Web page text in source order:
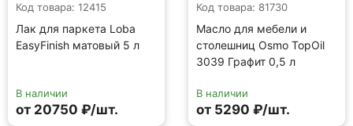
Код товара: 12415
Лак для паркета Loba
EasyFinish матовый 5 л
В наличии
от 20750 ₽/шт.
Код товара: 81730
Масло для мебели и
столешниц Osmo TopOil
3039 Графит 0,5 л
В наличии
от 5290 ₽/шт.